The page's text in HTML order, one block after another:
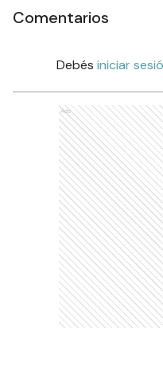
Comentarios
Debés iniciar
Ads